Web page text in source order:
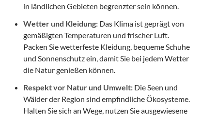
in ländlichen Gebieten begrenzter sein können.
Wetter und Kleidung: Das Klima ist geprägt von
gemäßigten Temperaturen und frischer Luft.
Packen Sie wetterfeste Kleidung, bequeme Schuhe
und Sonnenschutz ein, damit Sie bei jedem Wetter
die Natur genießen können.
Respekt vor Natur und Umwelt: Die Seen und
Wälder der Region sind empfindliche Ökosysteme.
Halten Sie sich an Wege, nutzen Sie ausgewiesene